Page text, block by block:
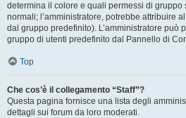
determina il colore e quali permessi di gruppo
normali; l’amministratore, potrebbe attribuire
dal gruppo predefinito). L’amministratore può
gruppo di utenti predefinito dal Pannello di
Top
Che cos’è il collegamento “Staff”?
Questa pagina fornisce una lista degli
dettagli sui forum da loro moderati.